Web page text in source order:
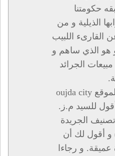
حكومتنا
الذيلية و من
القارىء اللبيب
هو الذي ساهم و
الجرائد
و مع فائق احترامي لموقع oujda city
للسيد م.ز.
الجريدة
و أقول لك أن
و رجاءا